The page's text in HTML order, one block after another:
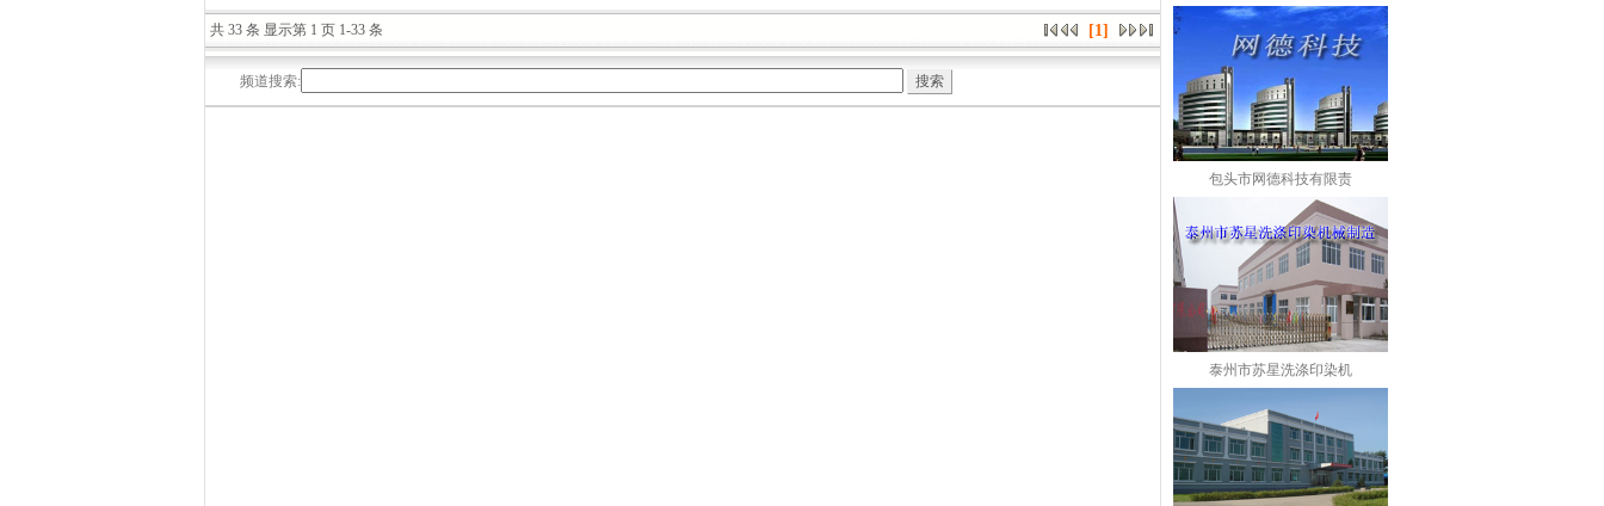
共 33 条 显示第 1 页 1-33 条 [1]
频道搜索:
包头市网德科技有限责
泰州市苏星洗涤印染机